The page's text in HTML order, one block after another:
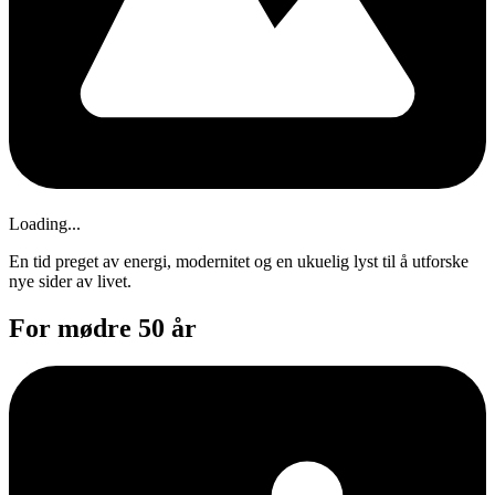
Loading...
En tid preget av energi, modernitet og en ukuelig lyst til å utforske
nye sider av livet.
For mødre 50 år